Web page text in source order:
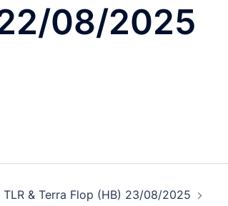
08/2025
TLR & Terra Flop (HB) 23/08/2025